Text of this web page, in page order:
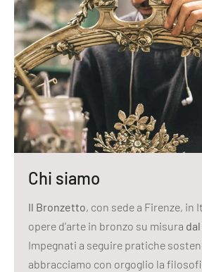
Chi siamo
Il Bronzetto, con sede a Firenze, in
opere d'arte in bronzo su misura dal
Impegnati a seguire pratiche
abbracciamo con orgoglio la